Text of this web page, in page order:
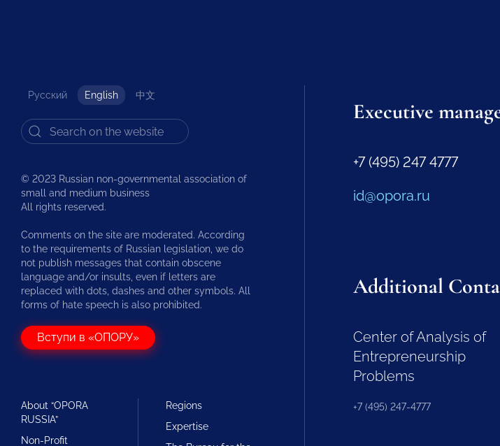
Русский English 中文
© 2023 Russian non-governmental association of
small and medium business
All rights reserved.
Comments on the site are moderated. According
to the requirements of Russian legislation, we do
not publish messages that contain obscene
language and/or insults, even if letters are
replaced with dots, dashes and other symbols. All
forms of hate speech is also prohibited.
Вступи в «ОПОРУ»
About “OPORA
RUSSIA”
Non-Profit
Regions
Expertise
Executive
+7 (495) 247 4777
id@opora.ru
Additional
Center of Analysis of
Entrepreneurship
Problems
+7 (495) 247-4777